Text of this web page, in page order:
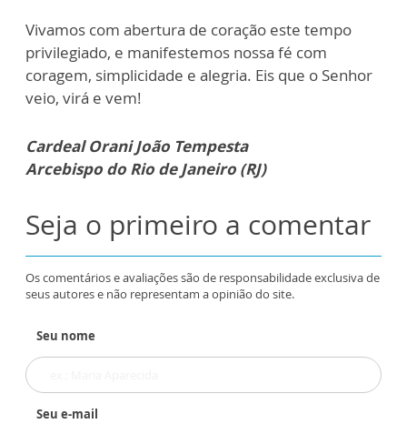
Vivamos com abertura de coração este tempo
privilegiado, e manifestemos nossa fé com
coragem, simplicidade e alegria. Eis que o Senhor
veio, virá e vem!
Cardeal Orani João Tempesta
Arcebispo do Rio de Janeiro (RJ)
Seja o primeiro a comentar
Os comentários e avaliações são de responsabilidade exclusiva de
seus autores e não representam a opinião do site.
Seu nome
Seu e-mail